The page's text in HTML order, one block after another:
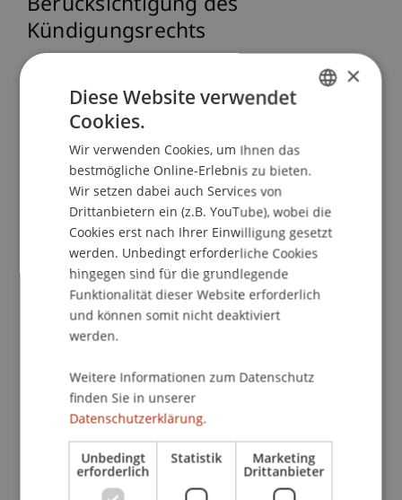
Berücksichtigung des
Kündigungsrechts
Dozierende:
Univ.-Prof. Dr. Francesco A. Schurr
School/Professur:
Institut für Finanzdienstleistungen
> Rechtsprechung zur Kündigung des
Veranstaltungsdetails
Kontakt
Downloads/Links
×
Diese Website verwendet
Cookies.
Wir verwenden Cookies, um Ihnen das
bestmögliche Online-Erlebnis zu bieten.
Wir setzen dabei auch Services von
Drittanbietern ein (z.B. YouTube), wobei die
Cookies erst nach Ihrer Einwilligung gesetzt
werden. Unbedingt erforderliche Cookies
hingegen sind für die grundlegende
Funktionalität dieser Website erforderlich
und können somit nicht deaktiviert
werden.
Weitere Informationen zum Datenschutz
finden Sie in unserer
Datenschutzerklärung.
Unbedingt
erforderlich
Statistik Marketing
Drittanbieter